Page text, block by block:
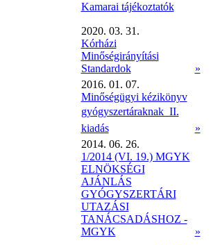
Kamarai tájékoztatók
2020. 03. 31.
Kórházi
Minőségirányítási
Standardok
»
2016. 01. 07.
Minőségügyi kézikönyv
gyógyszertáraknak  II.
kiadás
»
2014. 06. 26.
1/2014 (VI. 19.) MGYK
ELNÖKSÉGI
AJÁNLÁS
GYÓGYSZERTÁRI
UTAZÁSI
TANÁCSADÁSHOZ -
MGYK
»